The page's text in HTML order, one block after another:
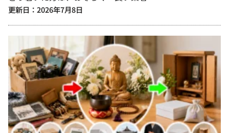
更新日：2026年7月8日